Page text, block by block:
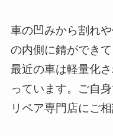
車の凹みから割れ
の内側に錆ができ
最近の車は軽量化
っています。ご自
リペア専門店にご相